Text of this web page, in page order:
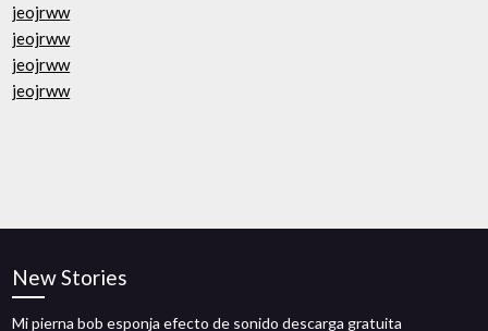
jeojrww
jeojrww
jeojrww
jeojrww
New Stories
Mi pierna bob esponja efecto de sonido descarga gratuita